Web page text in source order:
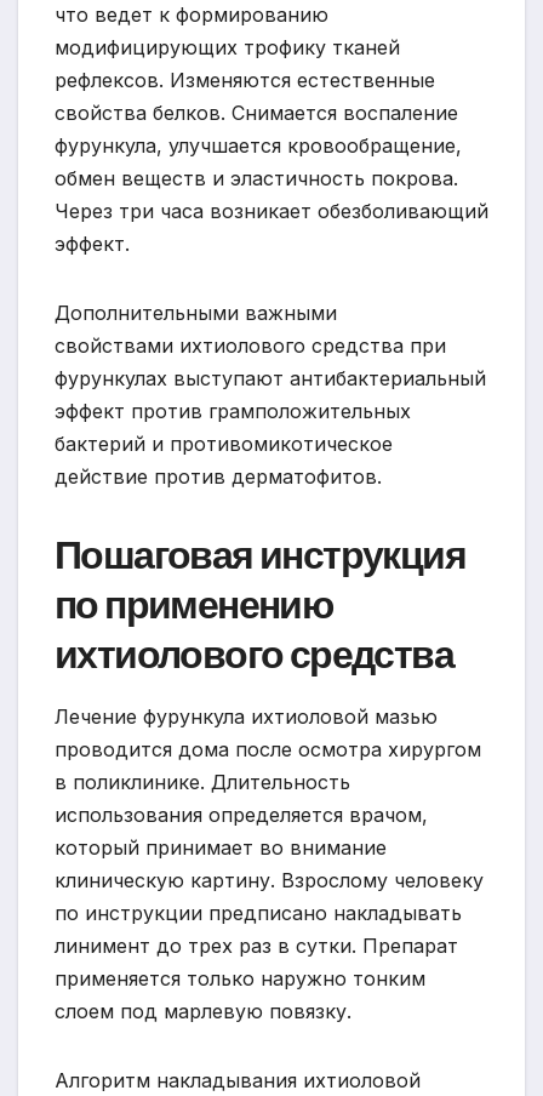
что ведет к формированию
модифицирующих трофику тканей
рефлексов. Изменяются естественные
свойства белков. Снимается воспаление
фурункула, улучшается кровообращение,
обмен веществ и эластичность покрова.
Через три часа возникает обезболивающий
эффект.
Дополнительными важными
свойствами ихтиолового средства при
фурункулах выступают антибактериальный
эффект против грамположительных
бактерий и противомикотическое
действие против дерматофитов.
Пошаговая инструкция
по применению
ихтиолового средства
Лечение фурункула ихтиоловой мазью
проводится дома после осмотра хирургом
в поликлинике. Длительность
использования определяется врачом,
который принимает во внимание
клиническую картину. Взрослому человеку
по инструкции предписано накладывать
линимент до трех раз в сутки. Препарат
применяется только наружно тонким
слоем под марлевую повязку.
Алгоритм накладывания ихтиоловой